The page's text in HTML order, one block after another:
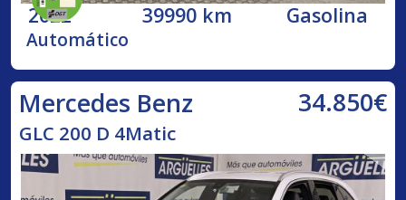
2022 39990 km Gasolina
Automático
Mercedes Benz 34.850€
GLC 200 D 4Matic